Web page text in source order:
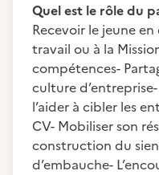
Quel est le rôle du
Recevoir le jeune
travail ou à la
compétences-
culture
l’aider à cibler les
CV- Mobiliser son
construction du
d’embauche-